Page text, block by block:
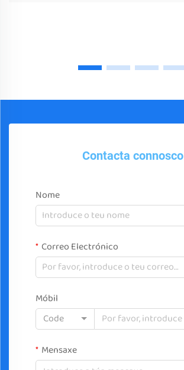
Contacta connosco
Nome
Correo Electrónico
Móbil
Code
Mensaxe